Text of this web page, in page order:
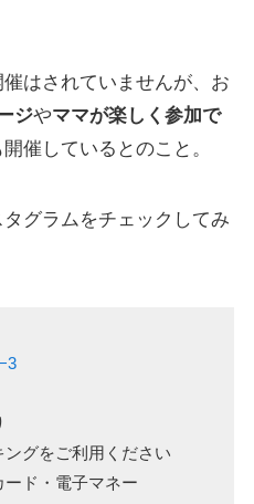
はされていませんが、お
ジやママが楽しく参加で
催しているとのこと。
グラムをチェックしてみ
グをご利用ください
ド・電子マネー